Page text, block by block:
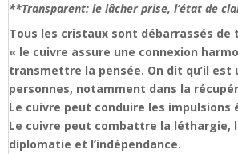
**Transparent: le lâcher prise, l’état de
Tous les cristaux sont débarrassés
« le cuivre assure une connexion
transmettre la pensée. On dit qu’il est
personnes, notamment dans la
Le cuivre peut conduire les
Le cuivre peut combattre la léthargie,
diplomatie et l’indépendance.